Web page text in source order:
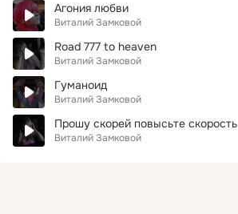
Агония любви
Виталий Замковой
Road 777 to heaven
Виталий Замковой
Гуманоид
Виталий Замковой
Прошу скорей повысьте скорость
Виталий Замковой